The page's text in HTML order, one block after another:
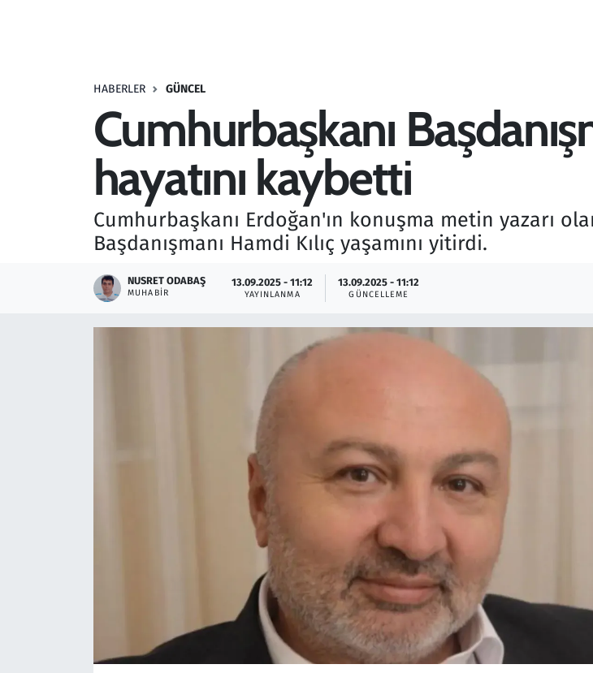
HABERLER GÜNCEL
Cumhurbaşkanı
hayatını kaybetti
Cumhurbaşkanı Erdoğan'ın konuşma metin yazarı
Başdanışmanı Hamdi Kılıç yaşamını yitirdi.
NUSRET ODABAŞ
MUHABIR
13.09.2025 - 11:12
YAYINLANMA
13.09.2025 - 11:12
GÜNCELLEME
Savunma Sanayi
Teknoloji ve Bilim
Televizyon